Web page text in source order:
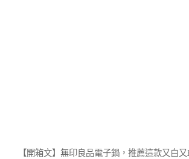
【開箱文】無印良品電子鍋，推薦這款又白